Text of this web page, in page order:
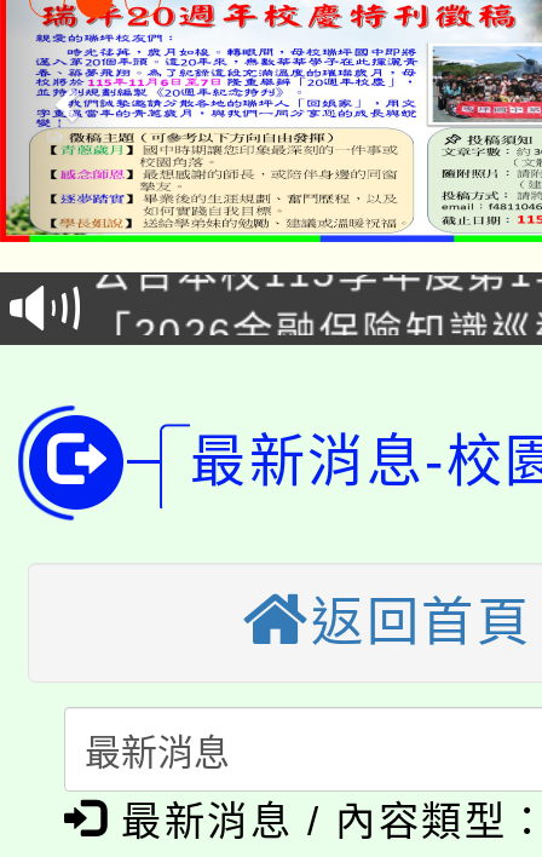
淨零綠領人才培育課程
代理(課)教師甄選結果
「2026金融保險知識
生本土語及新住民語歌
公告本校115學年度第
代理(課)教師甄選結果(
公告本校115學年度第
代理(課)教師甄選結果(
轉知中國文化大學推廣
《TA101》溝通分析基
程，歡迎學生輔導中心
心理、諮商輔導、社會
系所師生報名參加。
轉知苗栗縣政府辦理
縣市「校園短影音徵選
門員」簡章及活動海報
踴躍報名參加。
桃園市115學年度學生
要點
「桃園市補助參觀特色
展演活動實施計畫」
淨零綠領人才培育課程
最新消息-校
返回首頁
最新消息 / 內容類型